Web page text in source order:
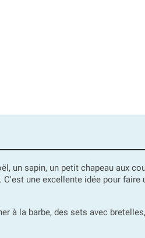
un sapin, un petit chapeau aux
une excellente idée pour faire
à la barbe, des sets avec